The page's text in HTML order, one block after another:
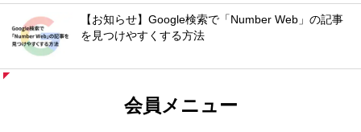
【お知らせ】Google検索で「Number Web」の記事
を見つけやすくする方法
会員メニュー